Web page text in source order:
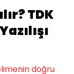
TDK
doğru